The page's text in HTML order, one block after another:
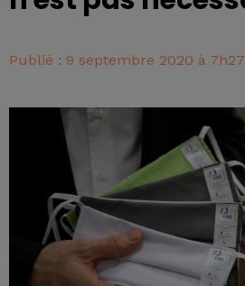
Publié : 9 septembre 2020 à